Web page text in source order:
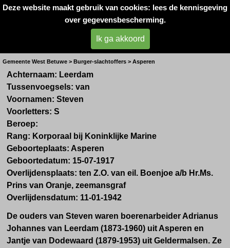
Deze website maakt gebruik van cookies: lees de kennisgeving
over gegevensbescherming.
Ik ga akkoord
Oorlogsslachtoffers
West- Betuwe
Gemeente West Betuwe > Burger-slachtoffers > Asperen
Achternaam: Leerdam
Tussenvoegsels: van
Voornamen: Steven
Voorletters: S
Beroep:
Rang: Korporaal bij Koninklijke Marine
Geboorteplaats: Asperen
Geboortedatum: 15-07-1917
Overlijdensplaats: ten Z.O. van eil. Boenjoe a/b Hr.Ms.
Prins van Oranje, zeemansgraf
Overlijdensdatum: 11-01-1942
De ouders van Steven waren boerenarbeider Adrianus
Johannes van Leerdam (1873-1960) uit Asperen en
Jantje van Dodewaard (1879-1953) uit Geldermalsen. Ze